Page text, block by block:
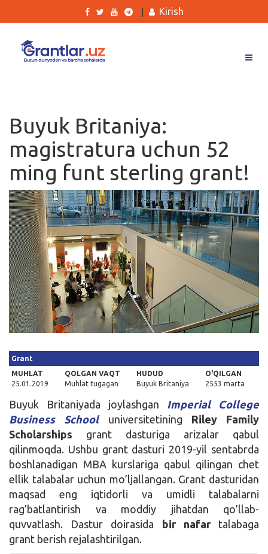
Ishlar
Kurslar
Blog
Yana
Qidirish
Kirish
Kirish
Buyuk Britaniya:
magistratura uchun 52
ming funt sterling grant!
Grant
MUHLAT
25.01.2019
QOLGAN VAQT
Muhlat tugagan
HUDUD
Buyuk Britaniya
O'QILGAN
2553 marta
Buyuk Britaniyada joylashgan Imperial College
Business Schooluniversitetining Riley Family
Scholarships grant dasturiga arizalar qabul
qilinmoqda. Ushbu grant dasturi 2019-yil sentabrda
boshlanadigan MBA kurslariga qabul qilingan chet
ellik talabalar uchun mo’ljallangan. Grant dasturidan
maqsad eng iqtidorli va umidli talabalarni
rag’batlantirish va moddiy jihatdan qo’llab-
quvvatlash. Dastur doirasida bir nafartalabaga
grant berish rejalashtirilgan.